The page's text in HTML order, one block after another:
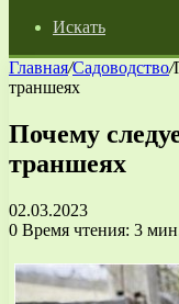
Искать
Главная/Садоводство/
траншеях
Почему
траншеях
02.03.2023
0 Время чтения: 3